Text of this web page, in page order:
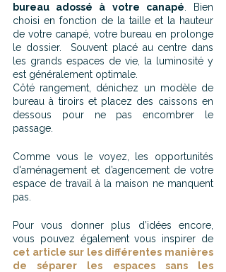
bureau adossé à votre canapé . Bien
choisi en fonction de la taille et la hauteur
de votre canapé, votre bureau en prolonge
le dossier.  Souvent placé au centre dans
les grands espaces de vie, la luminosité y
est généralement optimale.
Côté rangement, dénichez un modèle de
bureau à tiroirs et placez des caissons en
dessous pour ne pas encombrer le
passage.
Comme vous le voyez, les opportunités
d'aménagement et d’agencement de votre
espace de travail à la maison ne manquent
pas.
Pour vous donner plus d’idées encore,
cet article sur les différentes manières
de séparer les espaces sans les